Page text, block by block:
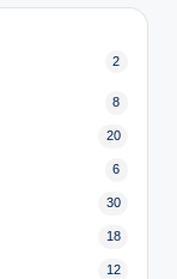
2
8
20
6
30
18
12